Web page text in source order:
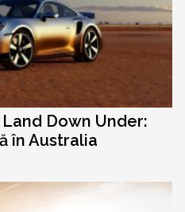
Land Down Under:
în Australia